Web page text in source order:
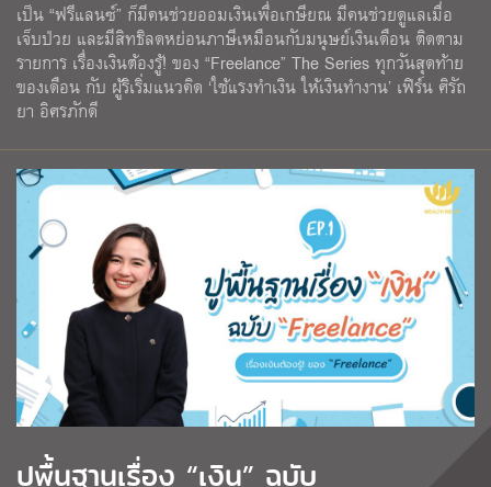
เป็น “ฟรีแลนซ์” ก็มีคนช่วยออมเงินเพื่อเกษียณ มีคนช่วยดูแลเมื่อ
เจ็บป่วย และมีสิทธิลดหย่อนภาษีเหมือนกับมนุษย์เงินเดือน ติดตาม
รายการ เรื่องเงินต้องรู้! ของ “Freelance” The Series ทุกวันสุดท้าย
ของเดือน กับ ผู้ริเริ่มแนวคิด ‘ใช้แรงทําเงิน ให้เงินทํางาน’ เฟิร์น ศิรัถ
ยา อิศรภักดี
ปูพื้นฐานเรื่อง “เงิน” ฉบับ